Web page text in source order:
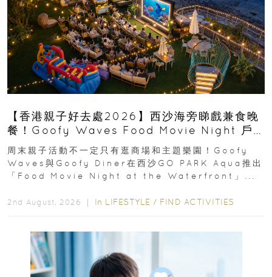
【香港親子好去處2026】西沙海旁睇戲兼食晚
餐！Goofy Waves Food Movie Night 戶
外影院逢週末登場
周末親子活動不一定只有逛商場和主題樂園！Goofy
Waves與Goofy Diner在西沙GO PARK Aqua推出
「Food Movie Night at the Waterfront」...
2nd August, 2026 ｜ In LIFESTYLE / FIND ACTIVITIES